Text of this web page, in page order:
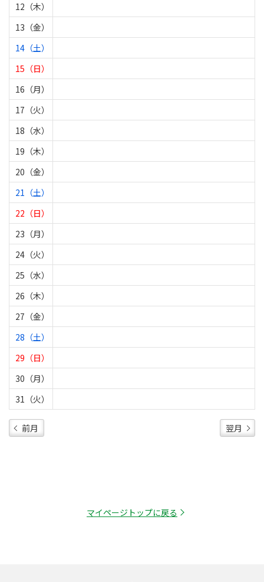
12（木）
13（金）
14（土）
15（日）
16（月）
17（火）
18（水）
19（木）
20（金）
21（土）
22（日）
23（月）
24（火）
25（水）
26（木）
27（金）
28（土）
29（日）
30（月）
31（火）
前月 翌月
マイページトップに戻る